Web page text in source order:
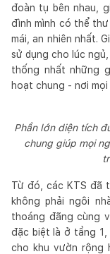
đoàn tụ bên nhau,
đình mình có thể
mái, an nhiên nhất.
sử dụng cho lúc
thống nhất những
hoạt chung - nơi
Phần lớn diện tích
chung giúp mọi
Từ đó, các KTS đã
không phải ngôi
thoáng đãng cùng
đặc biệt là ở tầng
cho khu vườn rộng